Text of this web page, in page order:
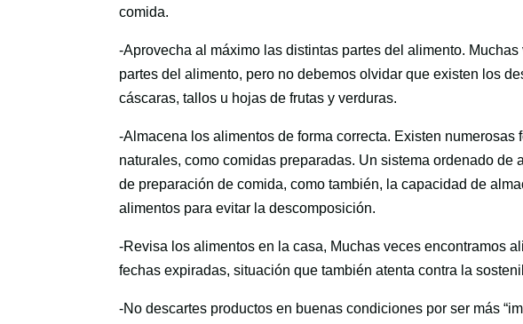
comida.
-Aprovecha al máximo las distintas partes del alimento.
partes del alimento, pero no debemos olvidar que existen los
cáscaras, tallos u hojas de frutas y verduras.
-Almacena los alimentos de forma correcta. Existen numerosas
naturales, como comidas preparadas. Un sistema ordenado
de preparación de comida, como también, la capacidad de
alimentos para evitar la descomposición.
-Revisa los alimentos en la casa, Muchas veces encontramos
fechas expiradas, situación que también atenta contra la
-No descartes productos en buenas condiciones por ser más